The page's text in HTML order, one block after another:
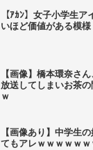
【ｱｶﾝ】女子小学生
いほど価値がある模様
【画像】橋本環奈さ
放送してしまいお茶
ｗ
【画像あり】中学生
てもアレｗｗｗｗｗ